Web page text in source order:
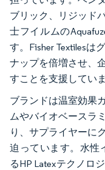
ブリック、リジッド
士フイルムの
す。Fisher Textilesは
ナップを倍増させ、
すことを支援していま
ブランドは温室効果
ムやバイオベースラ
り、サプライヤーに
迫っています。水性
るHP Latexテクノロ